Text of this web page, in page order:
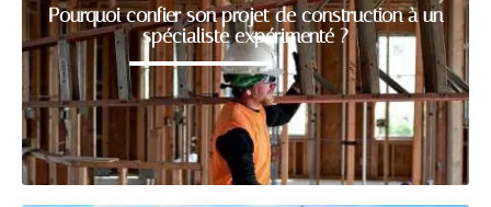
Pourquoi confier son projet de construction à un
spécialiste expérimenté ?